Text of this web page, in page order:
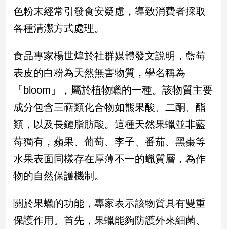
政
治
焦
品
點
民
國
會
點
觀
兩
岸/
色粉末經常引發食安疑慮，導致消費者採取
各種清潔方式處理。
食品專家楊世煒於社群媒體發文說明，藍莓
表皮的白粉為天然無害物質，學名稱為
「bloom」，屬於植物蠟的一種。該物質主要
成分包含三萜類化合物如熊果酸、二酮、酯
類，以及長鏈脂肪酸。這種天然果蠟並非藍
莓獨有，蘋果、葡萄、李子、番茄、黑棗等
水果表面同樣存在厚薄不一的蠟質層，為作
物的自然保護機制。
關於果蠟的功能，專家表示該物質具有雙重
保護作用。首先，果蠟能夠防護外來細菌、